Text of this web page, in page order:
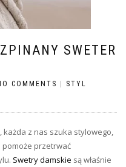
SWETER
COMMENTS | STYL
z nas szuka stylowego,
przetrwać
Swetry damskie są właśnie